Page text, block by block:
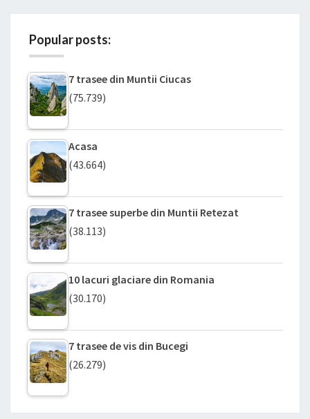
Popular posts:
7 trasee din Muntii Ciucas
(75.739)
Acasa
(43.664)
7 trasee superbe din Muntii Retezat
(38.113)
10 lacuri glaciare din Romania
(30.170)
7 trasee de vis din Bucegi
(26.279)